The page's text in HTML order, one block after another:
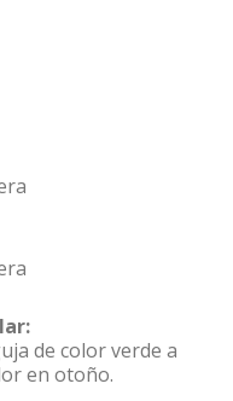
de color verde a
en otoño.